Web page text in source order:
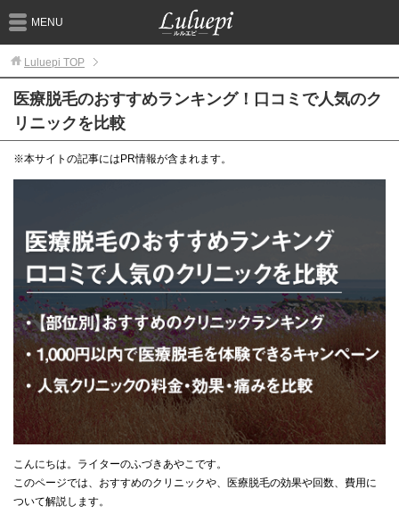
MENU
Luluepi TOP
医療脱毛のおすすめランキング！口コミで人気のク
リニックを比較
※本サイトの記事にはPR情報が含まれます。
こんにちは。ライターのふづきあやこです。
このページでは、おすすめのクリニックや、医療脱毛の効果や回数、費用に
ついて解説します。